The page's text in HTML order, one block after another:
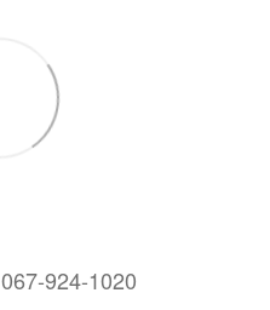
067-924-1020